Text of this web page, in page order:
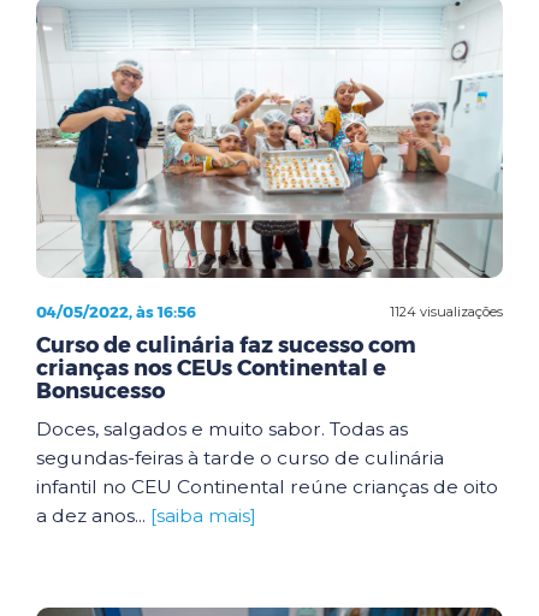
1124 visualizações
04/05/2022, às 16:56
Curso de culinária faz sucesso com
crianças nos CEUs Continental e
Bonsucesso
Doces, salgados e muito sabor. Todas as
segundas-feiras à tarde o curso de culinária
infantil no CEU Continental reúne crianças de oito
a dez anos... [saiba mais]